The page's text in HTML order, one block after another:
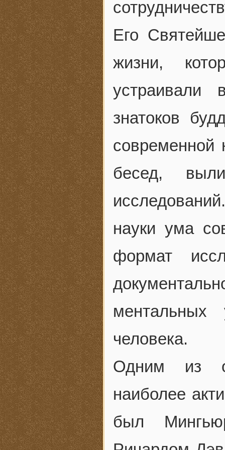
Его
жизни,
устраивали
знатоков
современной
бесед,
науки ума
формат
человека.
Одним из
наиболее
был